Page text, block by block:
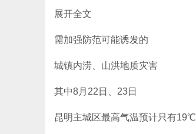
展开全文
需加强防范可能诱发的
城镇内涝、山洪地质灾害
其中8月22日、23日
昆明主城区最高气温预计只有19℃